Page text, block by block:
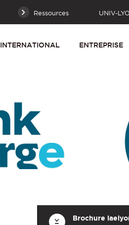
Ressources UNIV-
INTERNATIONAL ENTREPRISE
Brochure